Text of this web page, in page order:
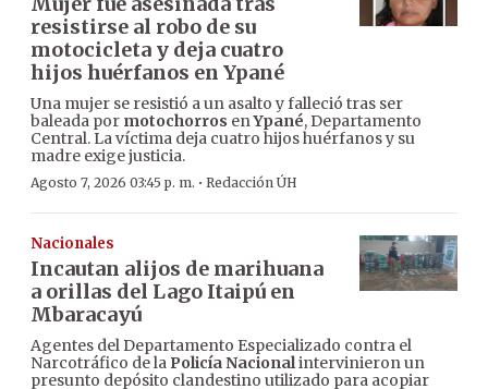
resistirse al robo de su
motocicleta y deja cuatro
hijos huérfanos en Ypané
Una mujer se resistió a un asalto y falleció tras ser
baleada por motochorros enYpané, Departamento
Central. La víctima deja cuatro hijos huérfanos y su
madre exige justicia.
Agosto 7, 2026 03:45 p. m. · Redacción ÚH
Nacionales
Incautan alijos de marihuana
a orillas del Lago Itaipú en
Mbaracayú
Agentes del Departamento Especializado contra el
Narcotráfico de la Policía Nacionalintervinieron un
presunto depósito clandestino utilizado para acopiar